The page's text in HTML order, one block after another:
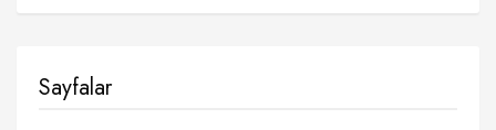
Sayfalar